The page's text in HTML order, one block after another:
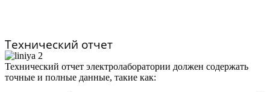
Технический отчет
Технический отчет электролаборатории должен содержать
точные и полные данные, такие как: